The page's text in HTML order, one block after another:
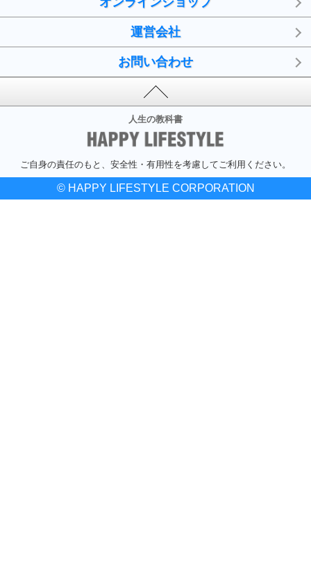
運営会社
お問い合わせ
人生の教科書
ご自身の責任のもと、安全性・有用性を考慮してご利用ください。
© HAPPY LIFESTYLE CORPORATION